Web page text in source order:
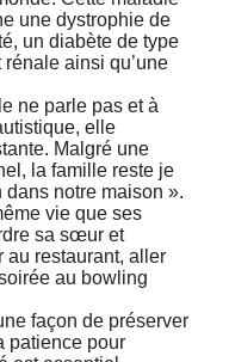
une dystrophie de
un diabète de type
ainsi qu’une
ne parle pas et à
elle
Malgré une
la famille reste je
notre maison ».
vie que ses
sa sœur et
au restaurant, aller
au bowling
façon de préserver
patience pour